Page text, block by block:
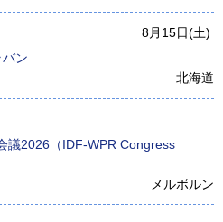
8月15日(土)
ン
北海道
議2026（IDF-WPR Congress
メルボルン